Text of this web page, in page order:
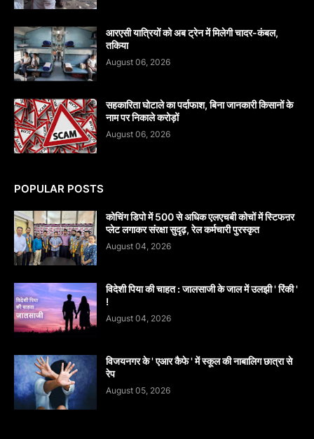
आरएसी यात्रियों को अब ट्रेन में मिलेगी चादर-कंबल,
तकिया
August 06, 2026
सहकारिता घोटाले का पर्दाफाश, बिना जानकारी किसानों के
नाम पर निकाले करोड़ों
August 06, 2026
POPULAR POSTS
कोचिंग डिपो में 500 से अधिक एलएचबी कोचों में स्टिफऩर
प्लेट लगाकर संरक्षा सुदृढ़, रेल कर्मचारी पुरस्कृत
August 04, 2026
विदेशी पिया की चाहत : जालसाजी के जाल में उलझी ' रिंकी '
!
August 04, 2026
विजयनगर के ' एआर कैफे ' में स्कूल की नाबालिग छात्रा से
रेप
August 05, 2026